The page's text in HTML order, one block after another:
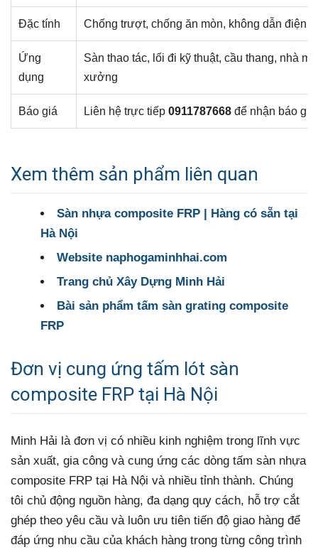
Đặc tính Chống trượt, chống ăn mòn, không dẫn điện,
Ứng
dụng
Sàn thao tác, lối đi kỹ thuật, cầu thang, nhà
xưởng
Báo giá Liên hệ trực tiếp 0911787668 để nhận báo
Xem thêm sản phẩm liên quan
Sàn nhựa composite FRP | Hàng có sẵn tại
Hà Nội
Website naphogaminhhai.com
Trang chủ Xây Dựng Minh Hải
Bài sản phẩm tấm sàn grating composite
FRP
Đơn vị cung ứng tấm lót sàn
composite FRP tại Hà Nội
Minh Hải là đơn vị có nhiều kinh nghiệm trong lĩnh vực
sản xuất, gia công và cung ứng các dòng tấm sàn nhựa
composite FRP tại Hà Nội và nhiều tỉnh thành. Chúng
tôi chủ động nguồn hàng, đa dạng quy cách, hỗ trợ cắt
ghép theo yêu cầu và luôn ưu tiên tiến độ giao hàng để
đáp ứng nhu cầu của khách hàng trong từng công trình